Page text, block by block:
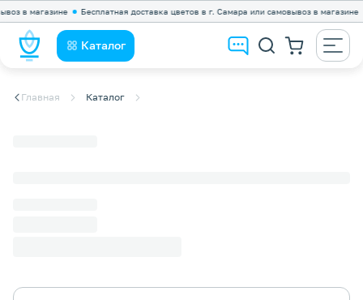
в магазине Бесплатная доставка цветов в г. Самара или самовывоз в магазине
Каталог
Главная Каталог